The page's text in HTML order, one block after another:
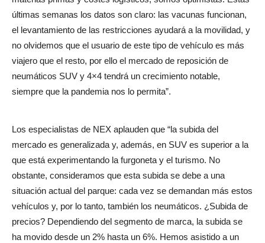
últimas semanas los datos son claro: las vacunas funcionan,
el levantamiento de las restricciones ayudará a la movilidad, y
no olvidemos que el usuario de este tipo de vehículo es más
viajero que el resto, por ello el mercado de reposición de
neumáticos SUV y 4×4 tendrá un crecimiento notable,
siempre que la pandemia nos lo permita”.
Los especialistas de NEX aplauden que “la subida del
mercado es generalizada y, además, en SUV es superior a la
que está experimentando la furgoneta y el turismo. No
obstante, consideramos que esta subida se debe a una
situación actual del parque: cada vez se demandan más estos
vehículos y, por lo tanto, también los neumáticos. ¿Subida de
precios? Dependiendo del segmento de marca, la subida se
ha movido desde un 2% hasta un 6%. Hemos asistido a un